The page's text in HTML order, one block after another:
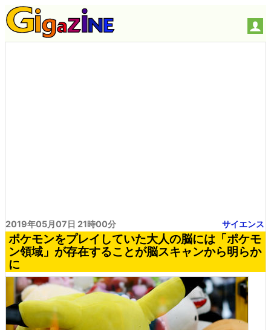
2019年05月07日 21時00分 サイエンス
ポケモンをプレイしていた大人の脳には「ポケモ
ン領域」が存在することが脳スキャンから明らか
に